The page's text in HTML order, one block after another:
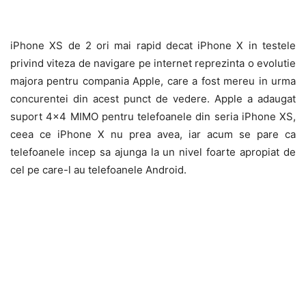
iPhone XS de 2 ori mai rapid decat iPhone X in testele
privind viteza de navigare pe internet reprezinta o evolutie
majora pentru compania Apple, care a fost mereu in urma
concurentei din acest punct de vedere. Apple a adaugat
suport 4×4 MIMO pentru telefoanele din seria iPhone XS,
ceea ce iPhone X nu prea avea, iar acum se pare ca
telefoanele incep sa ajunga la un nivel foarte apropiat de
cel pe care-l au telefoanele Android.